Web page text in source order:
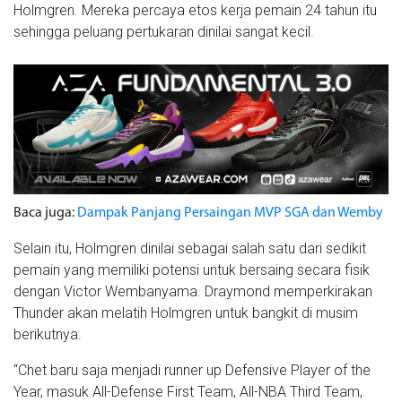
Holmgren. Mereka percaya etos kerja pemain 24 tahun itu
sehingga peluang pertukaran dinilai sangat kecil.
Baca juga: Dampak Panjang Persaingan MVP SGA dan Wemby
Selain itu, Holmgren dinilai sebagai salah satu dari sedikit
pemain yang memiliki potensi untuk bersaing secara fisik
dengan Victor Wembanyama. Draymond memperkirakan
Thunder akan melatih Holmgren untuk bangkit di musim
berikutnya.
“Chet baru saja menjadi runner up Defensive Player of the
Year, masuk All-Defense First Team, All-NBA Third Team,